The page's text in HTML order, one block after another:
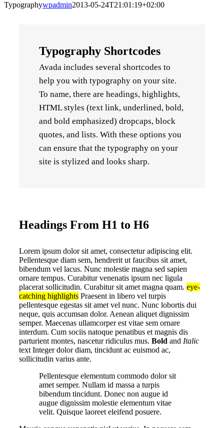
Typographywpadmin2013-05-24T21:01:19+02:00
Typography Shortcodes
Avada includes several shortcodes to
help you with typography on your site.
To name, there are headings, highlights,
HTML styles (text link, underlined, bold,
and bold emphasized) dropcaps, block
quotes, and lists. With these options you
can ensure that the typography on your
site is stylized and looks sharp.
Headings From H1 to H6
Lorem ipsum dolor sit amet, consectetur adipiscing elit.
Pellentesque diam sem, hendrerit ut faucibus sit amet,
bibendum vel lacus. Nunc molestie magna sed sapien
ornare tempus. Curabitur venenatis ipsum nec ligula
placerat sollicitudin. Curabitur sit amet magna quam. eye-
catching highlights Praesent in libero vel turpis
pellentesque egestas sit amet vel nunc. Nunc lobortis dui
neque, quis accumsan dolor. Aenean aliquet dignissim
semper. Maecenas ullamcorper est vitae sem ornare
interdum. Cum sociis natoque penatibus et magnis dis
parturient montes, nascetur ridiculus mus. Bold and Italic
text Integer dolor diam, tincidunt ac euismod ac,
sollicitudin varius ante.
Pellentesque elementum commodo dolor sit
amet semper. Nullam id massa a turpis
bibendum tincidunt. Donec non augue id
augue dignissim molestie elementum vitae
velit. Quisque laoreet eleifend posuere.